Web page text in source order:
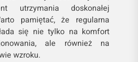
utrzymania doskonałej
pamiętać, że regularna
się nie tylko na komfort
ale również na
wzroku.